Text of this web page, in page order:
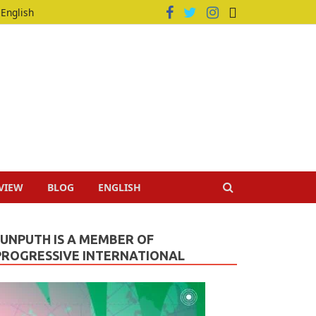
English
BLOG ENGLISH
IS A MEMBER OF
INTERNATIONAL